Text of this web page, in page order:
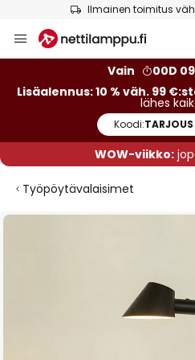
Euroopan
to
Vain
00D
Lisäalennus: 10 % väh. 99
lähes
Koodi:TARJOUS
WOW-viikko:
Työpöytävalaisimet
Skip